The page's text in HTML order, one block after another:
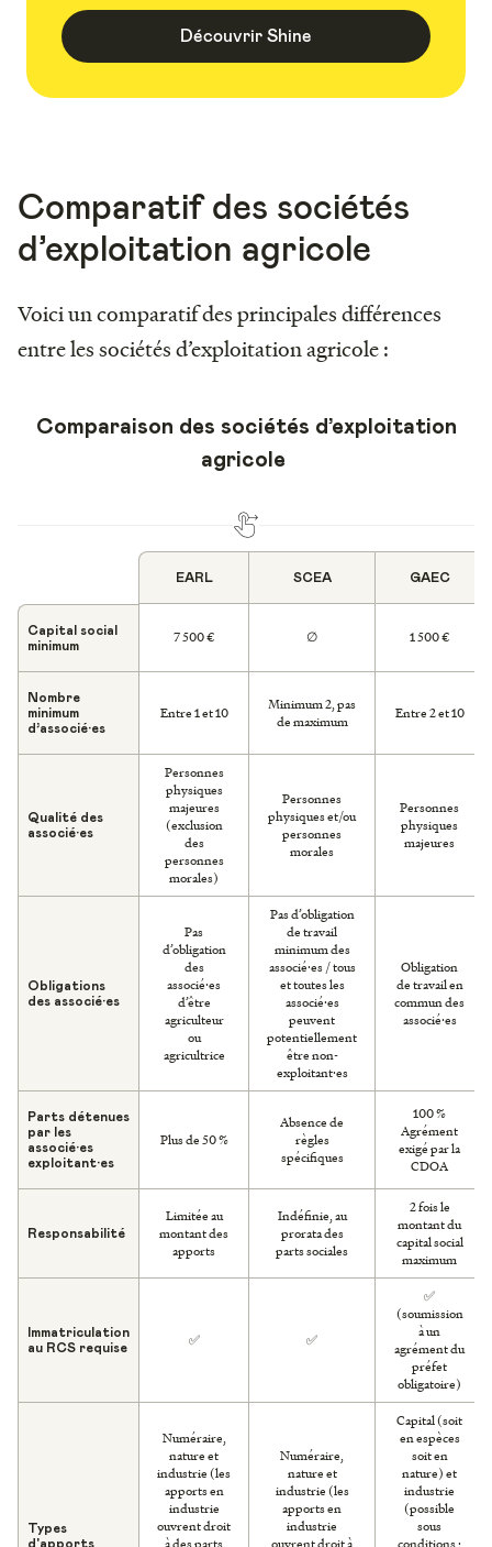
Découvrir Shine
Comparatif des sociétés
d’exploitation agricole
Voici un comparatif des principales différences
entre les sociétés d’exploitation agricole :
Comparaison des sociétés d’exploitation
agricole
EARL SCEA GAEC
Capital social
minimum
7 500 € ∅ 1 500 €
Nombre
minimum
d’associé·es
Entre 1 et 10
Minimum 2, pas
de maximum
Entre 2 et 10
Qualité des
associé·es
Personnes
physiques
majeures
(exclusion
des
personnes
morales)
Personnes
physiques et/ou
personnes
morales
Personnes
physiques
majeures
Obligations
des associé·es
Pas
d’obligation
des
associé·es
d’être
agriculteur
ou
agricultrice
Pas d’obligation
de travail
minimum des
associé·es / tous
et toutes les
associé·es
peuvent
potentiellement
être non-
exploitant·es
Obligation
de travail en
commun des
associé·es
Parts détenues
par les
associé·es
exploitant·es
Plus de 50 %
Absence de
règles
spécifiques
100 %
Agrément
exigé par la
CDOA
Responsabilité
Limitée au
montant des
apports
Indéfinie, au
prorata des
parts sociales
2 fois le
montant du
capital social
maximum
Immatriculation
au RCS requise
✅ ✅
✅
(soumission
à un
agrément du
préfet
obligatoire)
Types
d'apports
Numéraire,
nature et
industrie (les
apports en
industrie
ouvrent droit
à des parts
Numéraire,
nature et
industrie (les
apports en
industrie
ouvrent droit à
Capital (soit
en espèces
soit en
nature) et
industrie
(possible
sous
conditions ;